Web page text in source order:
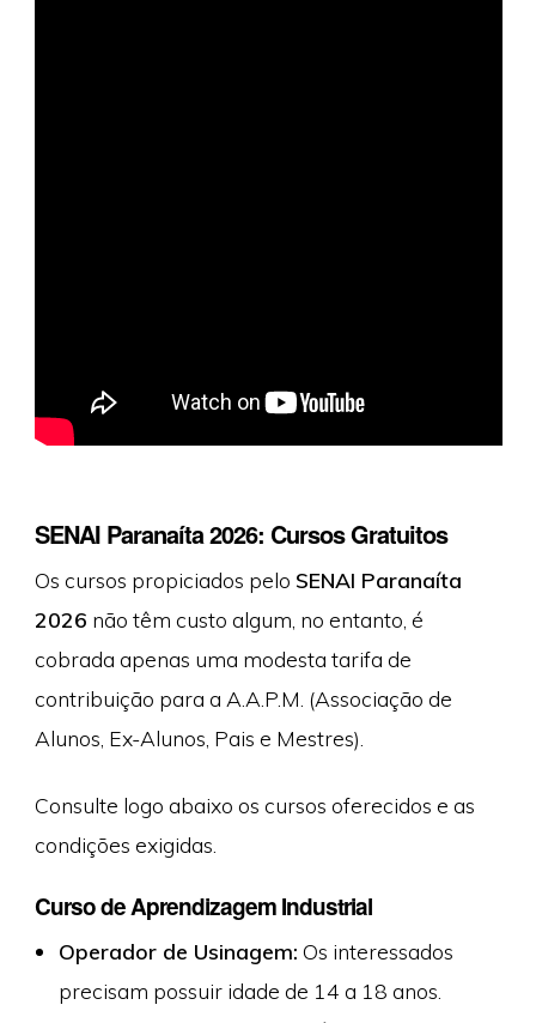
SENAI Paranaíta 2026: Cursos Gratuitos
Os cursos propiciados pelo SENAI Paranaíta
2026 não têm custo algum, no entanto, é
cobrada apenas uma modesta tarifa de
contribuição para a A.A.P.M. (Associação de
Alunos, Ex-Alunos, Pais e Mestres).
Consulte logo abaixo os cursos oferecidos e as
condições exigidas.
Curso de Aprendizagem Industrial
Operador de Usinagem: Os interessados
precisam possuir idade de 14 a 18 anos.